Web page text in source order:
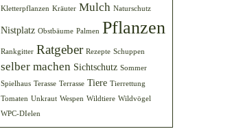
Kletterpflanzen Kräuter Mulch Naturschutz
Nistplatz Obstbäume Palmen Pflanzen
Rankgitter Ratgeber Rezepte Schuppen
selber machen Sichtschutz Sommer
Spielhaus Terasse Terrasse Tiere Tierrettung
Tomaten Unkraut Wespen Wildtiere Wildvögel
WPC-DIelen